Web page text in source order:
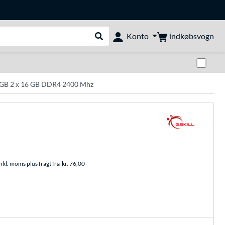
Udfør søgning
Konto indkøbsvogn
2 x 16 GB DDR4 2400 Mhz
moms plus fragt fra kr. 76,00